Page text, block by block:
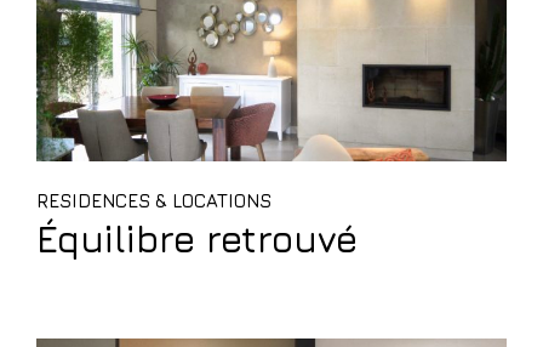
RESIDENCES & LOCATIONS
Équilibre retrouvé